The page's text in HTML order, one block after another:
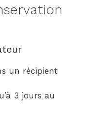
un récipient
3 jours au